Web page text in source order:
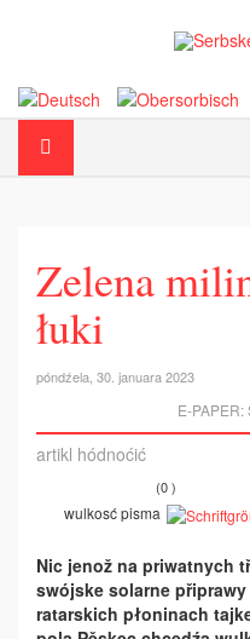
Zelena
łuki
póndźela, 30. januara 2023
E-PAPER:
artikl hódnoćić
(0 )
wulkosć pisma
Nic jenož na priwatnych
swójske solarne
ratarskich płoninach